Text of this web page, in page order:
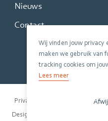
Wij vinden jouw privacy
maken we gebruik van
tracking cookies om
Lees meer
Nieuws
Contact
Privacy Policy
Design Evers + de Gier
Code